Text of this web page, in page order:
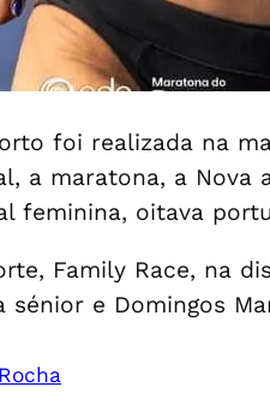
foi realizada na
a maratona, a Nova
feminina, oitava
Family Race, na
sénior e Domingos